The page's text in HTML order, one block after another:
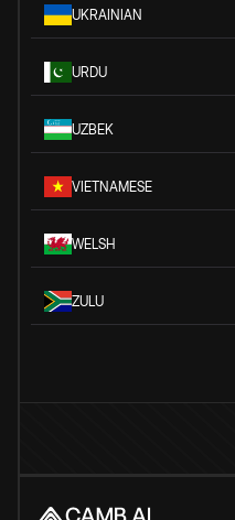
UKRAINIAN
URDU
UZBEK
VIETNAMESE
WELSH
ZULU